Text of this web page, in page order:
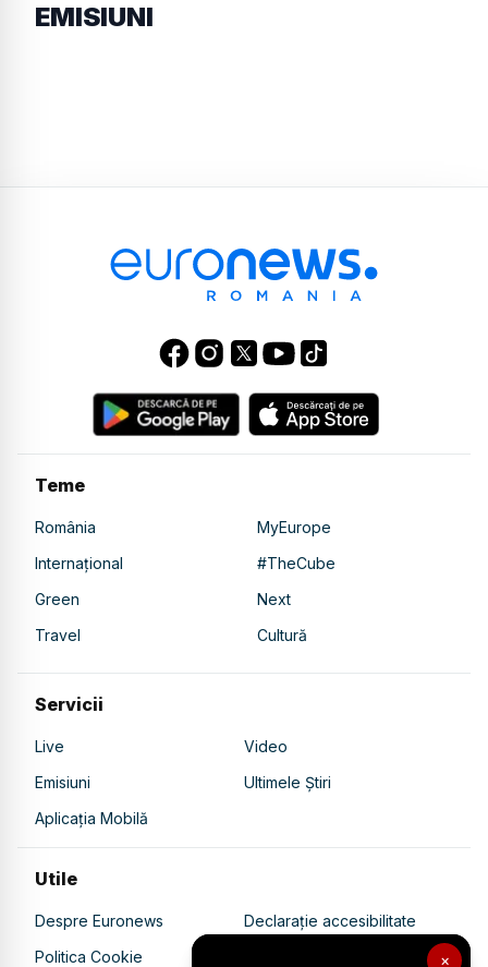
×
EMISIUNI
Teme
România
MyEurope
Internațional
#TheCube
Green
Next
Travel
Cultură
Servicii
Live
Video
Emisiuni
Ultimele Știri
Aplicația Mobilă
Utile
Despre Euronews
Declarație accesibilitate
Politica Cookie
Politica de confidențialitate